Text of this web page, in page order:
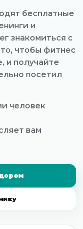
бесплатные
и
знакомиться с
чтобы фитнес
и получайте
посетил
человек
вам